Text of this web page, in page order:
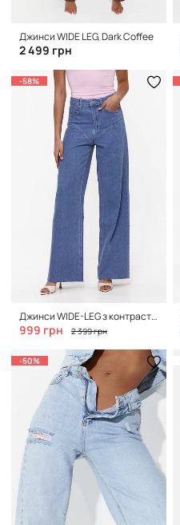
Джинси WIDE LEG, Dark Coffee
2 499 грн
-58%
Джинси WIDE-LEG з контрастними швами, Soft Indigo
999 грн 2 399 грн
-50%